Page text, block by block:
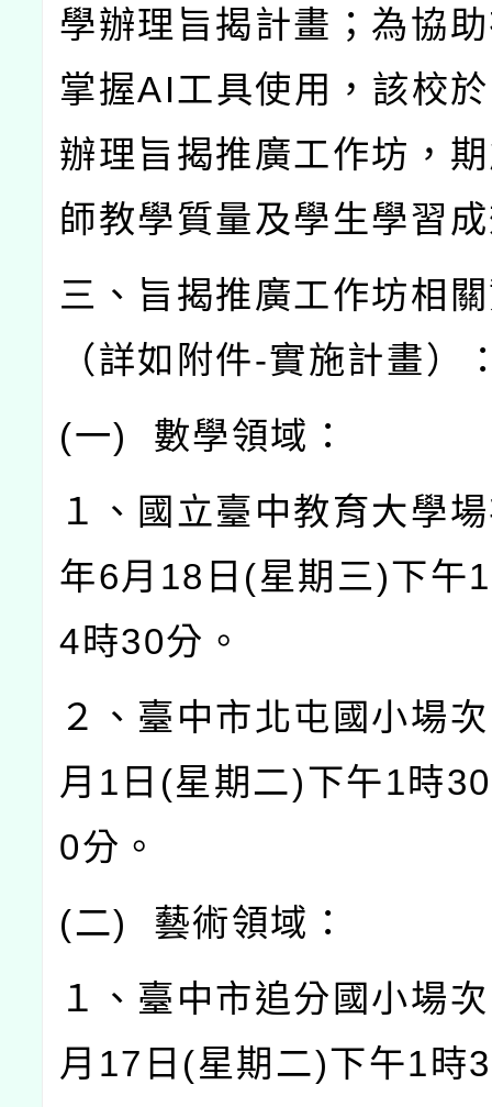
學辦理旨揭計畫；為協
掌握AI工具使用，該校
辦理旨揭推廣工作坊，
師教學質量及學生學習
三、旨揭推廣工作坊相
（詳如附件-實施計畫）
(一) 數學領域：
１、國立臺中教育大學
年6月 18 日 (星期三)下午1
4時30分。
２、臺中市北屯國小場
月 1 日 (星期二)下午1時30
0分。
(二) 藝術領域：
１、臺中市追分國小場
月 17 日 (星期二)下午1 時